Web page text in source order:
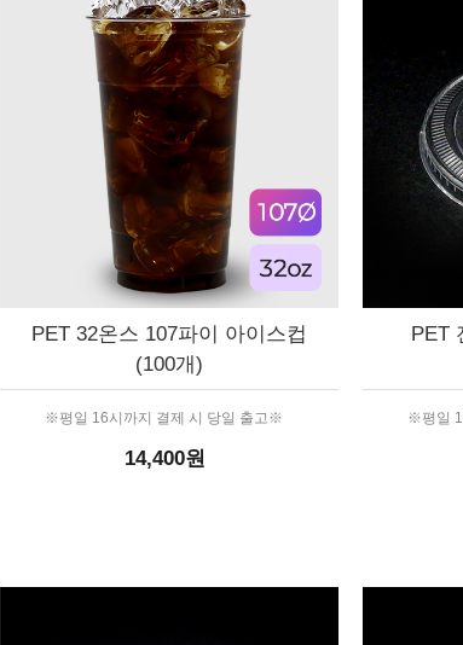
PET 32온스 107파이 아이스컵
(100개)
※평일 16시까지 결제 시 당일 출고※
14,400원
PET
※평일